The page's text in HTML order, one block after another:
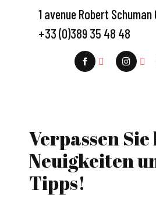
1 avenue Robert Schuman
+33 (0)389 35 48 48
Verpassen
Neuigkeiten
Tipps!